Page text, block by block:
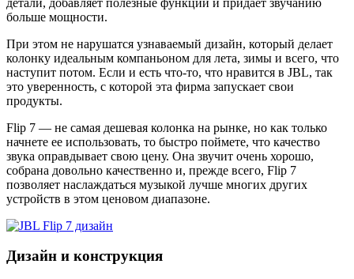
больше мощности.
При этом не нарушатся узнаваемый дизайн, который делает
колонку идеальным компаньоном для лета, зимы и всего, что
наступит потом. Если и есть что-то, что нравится в JBL, так
это уверенность, с которой эта фирма запускает свои
продукты.
Flip 7 — не самая дешевая колонка на рынке, но как только
начнете ее использовать, то быстро поймете, что качество
звука оправдывает свою цену. Она звучит очень хорошо,
собрана довольно качественно и, прежде всего, Flip 7
позволяет наслаждаться музыкой лучше многих других
устройств в этом ценовом диапазоне.
Дизайн и конструкция